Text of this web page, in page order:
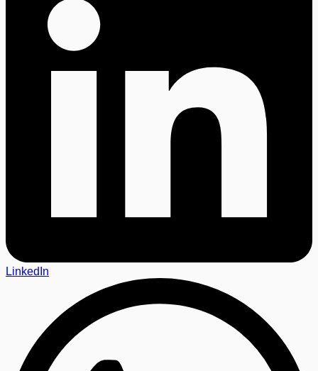
LinkedIn